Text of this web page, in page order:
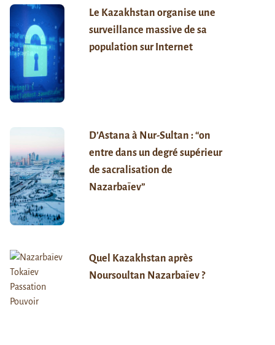
Le Kazakhstan organise une
surveillance massive de sa
population sur Internet
D’Astana à Nur-Sultan : “on
entre dans un degré supérieur
de sacralisation de
Nazarbaïev”
Quel Kazakhstan après
Noursoultan Nazarbaïev ?